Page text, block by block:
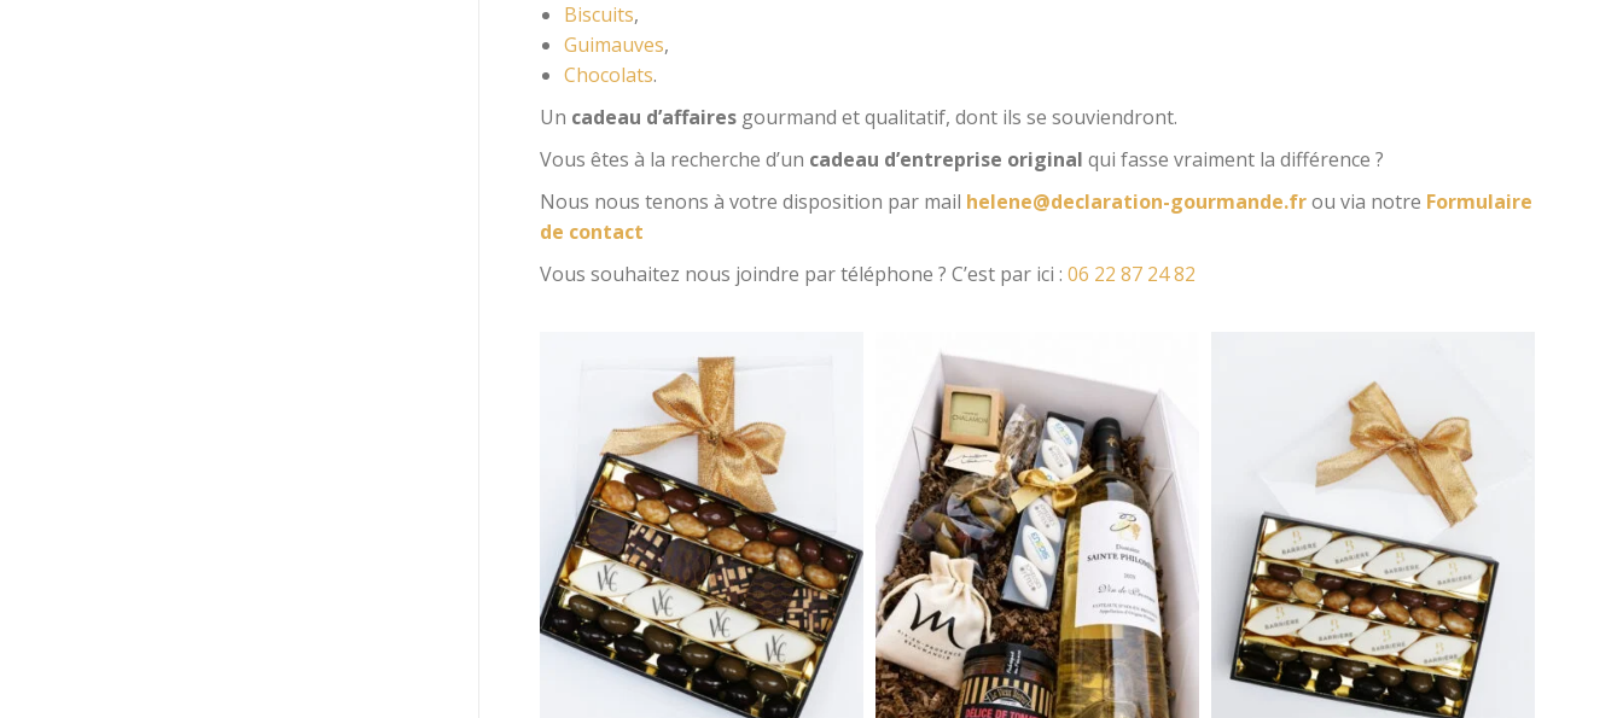
Biscuits,
Guimauves,
Chocolats.
Un cadeau d’affaires gourmand et qualitatif, dont ils se souviendront.
Vous êtes à la recherche d’un cadeau d’entreprise original qui fasse vraiment la différence ?
Nous nous tenons à votre disposition par mail helene@declaration-gourmande.frou via notre Formulaire
de contact
Vous souhaitez nous joindre par téléphone ? C’est par ici : 06 22 87 24 82